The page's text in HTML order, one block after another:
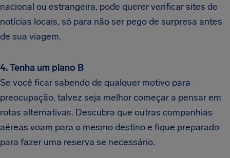
nacional ou estrangeira, pode querer verificar sites de
notícias locais, só para não ser pego de surpresa antes
de sua viagem.
4. Tenha um plano B
Se você ficar sabendo de qualquer motivo para
preocupação, talvez seja melhor começar a pensar em
rotas alternativas. Descubra que outras companhias
aéreas voam para o mesmo destino e fique preparado
para fazer uma reserva se necessário.